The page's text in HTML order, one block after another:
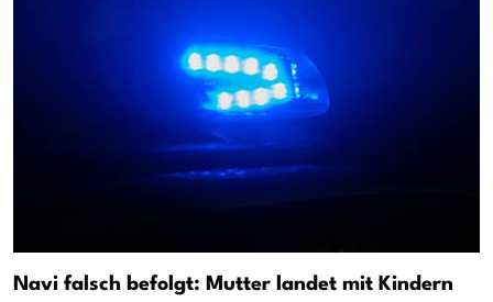
Navi falsch befolgt: Mutter landet mit Kindern